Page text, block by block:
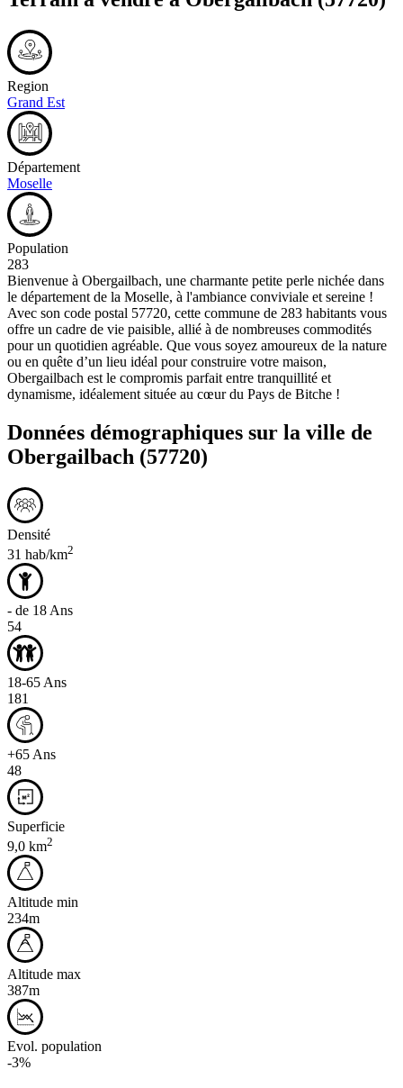
Region
Grand Est
Département
Moselle
Population
283
Bienvenue à Obergailbach, une charmante petite perle nichée dans
le département de la Moselle, à l'ambiance conviviale et sereine !
Avec son code postal 57720, cette commune de 283 habitants vous
offre un cadre de vie paisible, allié à de nombreuses commodités
pour un quotidien agréable. Que vous soyez amoureux de la nature
ou en quête d’un lieu idéal pour construire votre maison,
Obergailbach est le compromis parfait entre tranquillité et
dynamisme, idéalement située au cœur du Pays de Bitche !
Données démographiques sur la ville de
Obergailbach (57720)
Densité
31 hab/km2
- de 18 Ans
54
18-65 Ans
181
+65 Ans
48
Superficie
9,0 km2
Altitude min
234m
Altitude max
387m
Evol. population
-3%